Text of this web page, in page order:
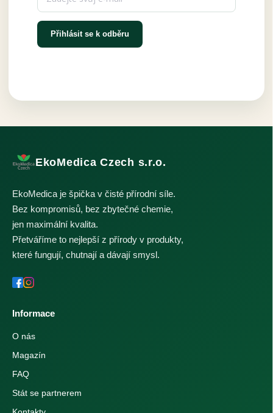
Přihlásit se k odběru
EkoMedica Czech s.r.o.
EkoMedica je špička v čisté přírodní síle.
Bez kompromisů, bez zbytečné chemie,
jen maximální kvalita.
Přetváříme to nejlepší z přírody v produkty,
které fungují, chutnají a dávají smysl.
Informace
O nás
Magazín
FAQ
Stát se partnerem